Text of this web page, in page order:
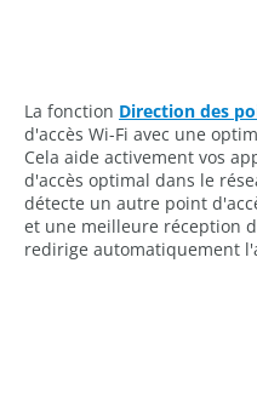
La fonction Direction des
d'accès Wi-Fi avec une
Cela aide activement vos
d'accès optimal dans le
détecte un autre point
et une meilleure réception
redirige automatiquement